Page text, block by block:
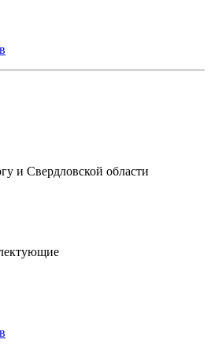
и Свердловской области